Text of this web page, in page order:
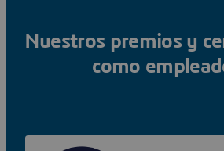
Nuestros premios y
como